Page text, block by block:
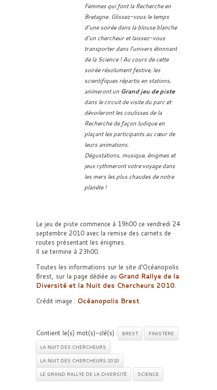
Femmes qui font la Recherche en
Bretagne. Glissez-vous le temps
d’une soirée dans la blouse blanche
d’un chercheur et laissez-vous
transporter dans l’univers étonnant
de la Science ! Au cours de cette
soirée résolument festive, les
scientifiques répartis en stations,
animeront un Grand jeu de piste
dans le circuit de visite du parc et
dévoileront les coulisses de la
Recherche de façon ludique en
plaçant les participants au cœur de
leurs animations.
Dégustations, musique, énigmes et
jeux rythmeront votre voyage dans
les mers les plus chaudes de notre
planète !
Le jeu de piste commence à 19h00 ce vendredi 24
septembre 2010 avec la remise des carnets de
routes présentant les énigmes.
Il se termine à 23h00.
Toutes les informations sur le site d’Océanopolis
Brest, sur la page dédiée au Grand Rallye de la
Diversité et la Nuit des Chercheurs 2010.
Crédit image : Océanopolis Brest.
Contient le(s) mot(s)-clé(s) : BREST
FINISTÈRE
LA NUIT DES CHERCHEURS
LA NUIT DES CHERCHEURS 2010
LE GRAND RALLYE DE LA DIVERSITÉ
SCIENCE